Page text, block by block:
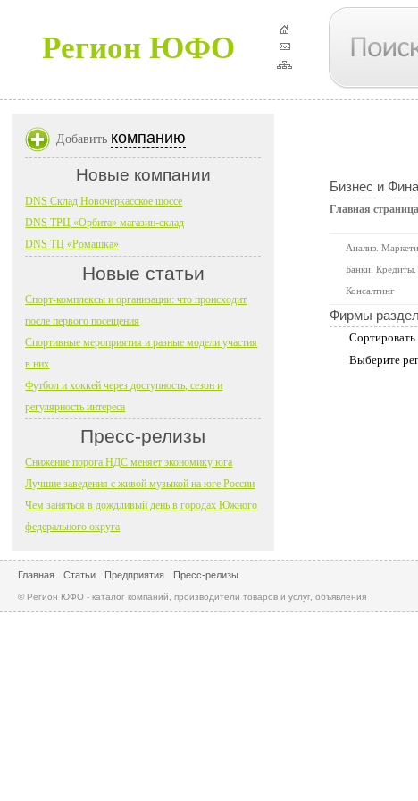
Регион ЮФО
Бизнес и
Главная страница
Анализ.
Банки.
Консалтинг
Фирмы
Сортировать
Выберите
Добавить компанию
Новые компании
DNS Склад Новочеркасское шоссе
DNS ТРЦ «Орбита» магазин-склад
DNS ТЦ «Ромашка»
Новые статьи
Спорт-комплексы и организации: что происходит
после первого посещения
Спортивные мероприятия и разные модели участия
в них
Футбол и хоккей через доступность, сезон и
регулярность интереса
Пресс-релизы
Снижение порога НДС меняет экономику юга
Лучшие заведения с живой музыкой на юге России
Чем заняться в дождливый день в городах Южного
федерального округа
Главная Статьи Предприятия Пресс-релизы
© Регион ЮФО - каталог компаний, производители товаров и услуг, объявления